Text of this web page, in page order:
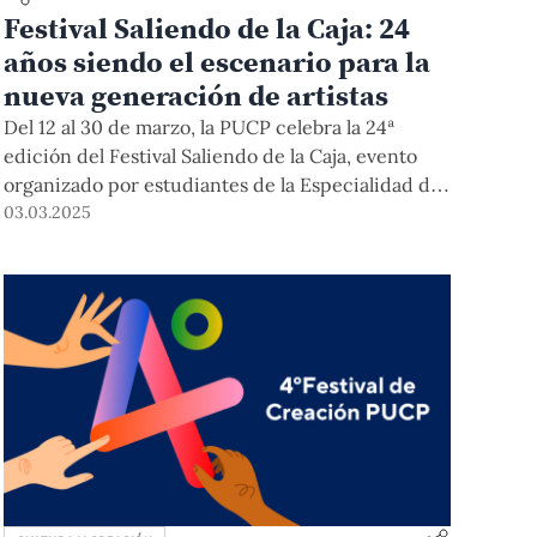
Festival Saliendo de la Caja: 24
años siendo el escenario para la
nueva generación de artistas
Del 12 al 30 de marzo, la PUCP celebra la 24ª
edición del Festival Saliendo de la Caja, evento
organizado por estudiantes de la Especialidad de
Creación y Producción Escénica de la Fares, que
profesionales de las artes escénicas a un público
externo, distinto al académico. Desde el teatro del
CCPUCP, seremos testigos de los procesos
artísticos de reflexión, creación e investigación
performática de nivel profesionalde casi un
centenar de estudiantes involucrados.
03.03.2025